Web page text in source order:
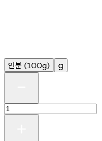
인분 (100g) g